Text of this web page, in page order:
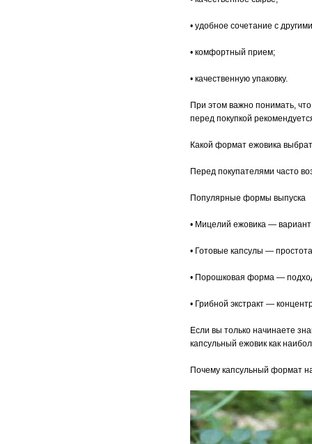
• удобное сочетание с
• комфортный прием;
• качественную упаковку.
При этом важно понимать,
перед покупкой
Какой формат ежовика
Перед покупателями часто
Популярные формы выпуска
• Мицелий ежовика —
• Готовые капсулы —
• Порошковая форма —
• Грибной экстракт —
Если вы только начинаете
капсульный ежовик как
Почему капсульный формат